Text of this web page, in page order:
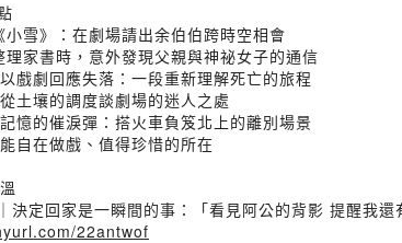
雪》：在劇場請出余伯伯跨時空相會
家書時，意外發現父親與神祕女子的通信
戲劇回應失落：一段重新理解死亡的旅程
土壤的調度談劇場的迷人之處
憶的催淚彈：搭火車負笈北上的離別場景
自在做戲、值得珍惜的所在
決定回家是一瞬間的事：「看見阿公的背影 提醒我
22antwof